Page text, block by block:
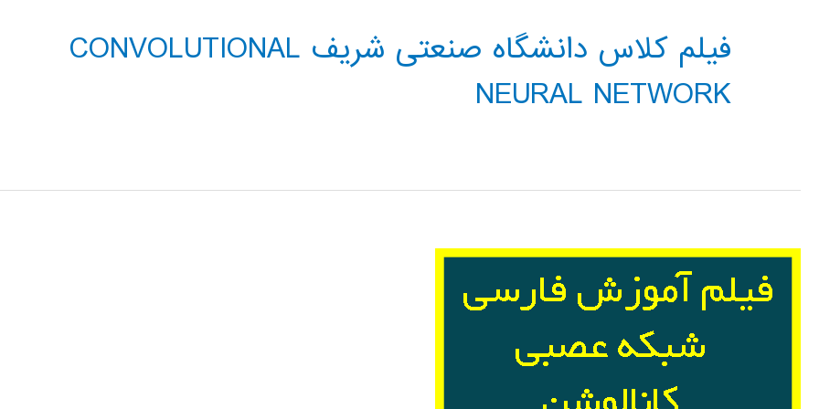
فیلم کلاس دانشگاه صنعتی شریف CONVOLUTIONAL
NEURAL NETWORK